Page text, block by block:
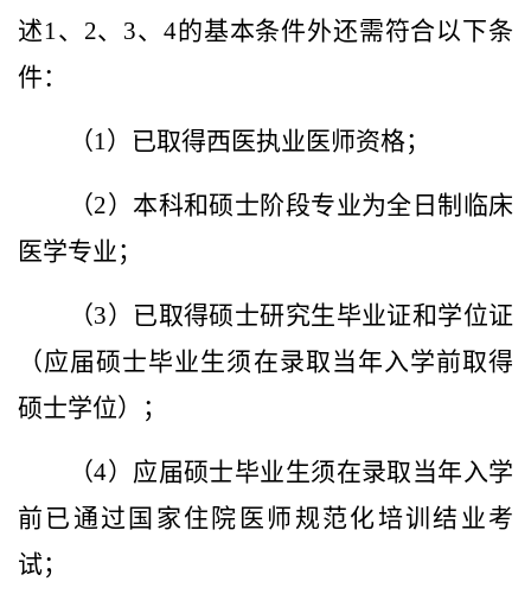
述1、2、3、4的基本条件外还需符合以下条
件：
（1）已取得西医执业医师资格；
（2）本科和硕士阶段专业为全日制临床
医学专业；
（3）已取得硕士研究生毕业证和学位证
（应届硕士毕业生须在录取当年入学前取得
硕士学位）；
（4）应届硕士毕业生须在录取当年入学
前已通过国家住院医师规范化培训结业考
试；